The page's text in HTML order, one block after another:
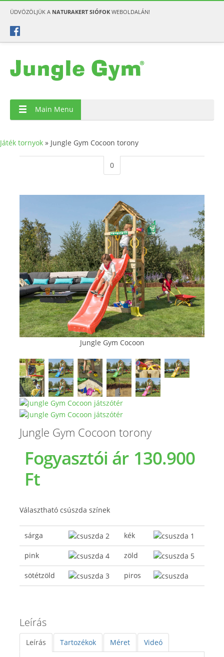
ÜDVÖZÖLJÜK A NATURAKERT SIÓFOK WEBOLDALÁN!
Main Menu
Játék tornyok » Jungle Gym Cocoon torony
0
Jungle Gym Cocoon
Jungle Gym Cocoon torony
Fogyasztói ár 130.900
Ft
Választható csúszda színek
sárga kék
pink zöld
sötétzöld piros
Leírás
Leírás Tartozékok Méret Videó